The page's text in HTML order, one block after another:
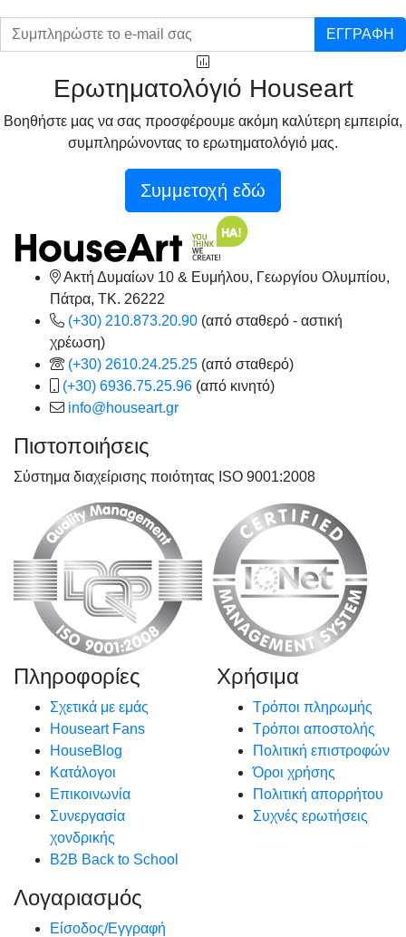
ΕΓΓΡΑΦΗ
Ερωτηματολόγιό Houseart
Βοηθήστε μας να σας προσφέρουμε ακόμη καλύτερη εμπειρία,
συμπληρώνοντας το ερωτηματολόγιό μας.
Συμμετοχή εδώ
Ακτή Δυμαίων 10 & Ευμήλου, Γεωργίου Ολυμπίου,
Πάτρα, TK. 26222
(+30) 210.873.20.90 (από σταθερό - αστική
χρέωση)
(+30) 2610.24.25.25 (από σταθερό)
(+30) 6936.75.25.96 (από κινητό)
info@houseart.gr
Πιστοποιήσεις
Σύστημα διαχείρισης ποιότητας ISO 9001:2008
Πληροφορίες
Σχετικά με εμάς
Houseart Fans
HouseBlog
Κατάλογοι
Επικοινωνία
Συνεργασία
χονδρικής
B2B Back to School
Χρήσιμα
Τρόποι πληρωμής
Τρόποι αποστολής
Πολιτική επιστροφών
Όροι χρήσης
Πολιτική απορρήτου
Συχνές ερωτήσεις
Λογαριασμός
Είσοδος/Εγγραφή